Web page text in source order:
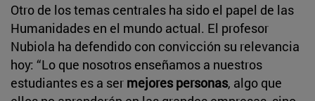
Otro de los temas centrales ha sido el papel de las
Humanidades en el mundo actual. El profesor
Nubiola ha defendido con convicción su relevancia
hoy: “Lo que nosotros enseñamos a nuestros
estudiantes es a ser mejores personas, algo que